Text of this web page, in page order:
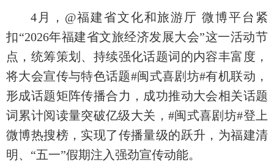
4月，@福建省文化和旅游厅 微博平台紧
扣“2026年福建省文旅经济发展大会”这一活动节
点，统筹策划、持续强化话题词的内容丰富度，
将大会宣传与特色话题#闽式喜剧坊#有机联动，
形成话题矩阵传播合力，成功推动大会相关话题
词累计阅读量突破亿级大关，#闽式喜剧坊#登上
微博热搜榜，实现了传播量级的跃升，为福建清
明、“五一”假期注入强劲宣传动能。